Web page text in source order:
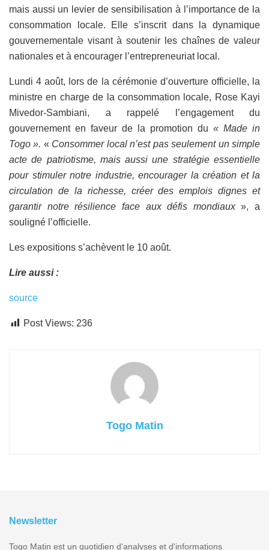
mais aussi un levier de sensibilisation à l’importance de la
consommation locale. Elle s’inscrit dans la dynamique
gouvernementale visant à soutenir les chaînes de valeur
nationales et à encourager l’entrepreneuriat local.
Lundi 4 août, lors de la cérémonie d’ouverture officielle, la
ministre en charge de la consommation locale, Rose Kayi
Mivedor-Sambiani, a rappelé l’engagement du
gouvernement en faveur de la promotion du « Made in
Togo ». « Consommer local n’est pas seulement un simple
acte de patriotisme, mais aussi une stratégie essentielle
pour stimuler notre industrie, encourager la création et la
circulation de la richesse, créer des emplois dignes et
garantir notre résilience face aux défis mondiaux», a
souligné l’officielle.
Les expositions s’achèvent le 10 août.
Lire aussi :
source
Post Views: 236
Togo Matin
Newsletter
Togo Matin est un quotidien d'analyses et d'informations